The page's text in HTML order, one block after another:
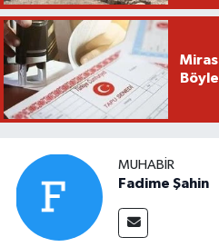
Miras
MUHABIR
Fadime Şahin